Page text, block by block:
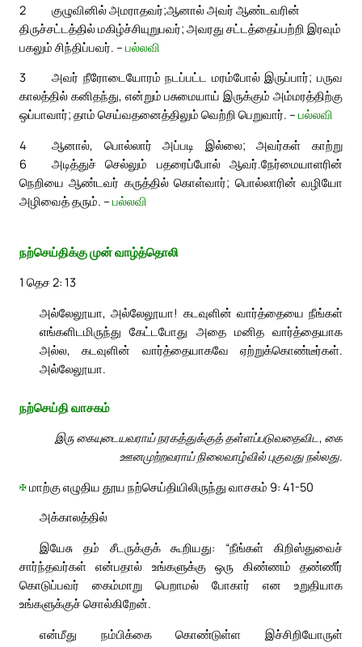
குழுவினில் அமராதவர்;
2
ஆனால் அவர் ஆண்டவரின்
திருச்சட்டத்தில் மகிழ்ச்சியுறுபவர்; அவரது சட்டத்தைப்பற்றி இரவும்
பகலும் சிந்திப்பவர். – பல்லவி
3
அவர் நீரோடையோரம் நடப்பட்ட மரம்போல் இருப்பார்; பருவ
காலத்தில் கனிதந்து, என்றும் பசுமையாய் இருக்கும் அம்மரத்திற்கு
ஒப்பாவார்; தாம் செய்வதனைத்திலும் வெற்றி பெறுவார். – பல்லவி
4
ஆனால், பொல்லார் அப்படி இல்லை; அவர்கள் காற்று
அடித்துச் செல்லும் பதரைப்போல் ஆவர்.
6
நேர்மையாளரின்
நெறியை ஆண்டவர் கருத்தில் கொள்வார்; பொல்லாரின் வழியோ
அழிவைத் தரும். – பல்லவி
நற்செய்திக்கு முன் வாழ்த்தொலி
1 தெச 2: 13
அல்லேலூயா, அல்லேலூயா! கடவுளின் வார்த்தையை நீங்கள்
எங்களிடமிருந்து கேட்டபோது அதை மனித வார்த்தையாக
அல்ல, கடவுளின் வார்த்தையாகவே ஏற்றுக்கொண்டீர்கள்.
அல்லேலூயா.
நற்செய்தி வாசகம்
இரு கையுடையவராய் நரகத்துக்குத் தள்ளப்படுவதைவிட, கை
ஊனமுற்றவராய் நிலைவாழ்வில் புகுவது நல்லது.
✠மாற்கு எழுதிய தூய நற்செய்தியிலிருந்து வாசகம் 9: 41-50
அக்காலத்தில்
இயேசு தம் சீடருக்குக் கூறியது: “நீங்கள் கிறிஸ்துவைச்
சார்ந்தவர்கள் என்பதால் உங்களுக்கு ஒரு கிண்ணம் தண்ணீர்
கொடுப்பவர் கைம்மாறு பெறாமல் போகார் என உறுதியாக
உங்களுக்குச் சொல்கிறேன்.
என்மீது நம்பிக்கை கொண்டுள்ள இச்சிறியோருள்